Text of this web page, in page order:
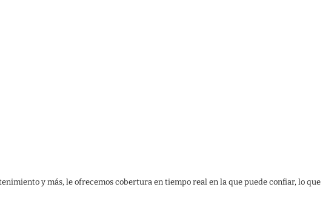
y más, le ofrecemos cobertura en tiempo real en la que puede confiar, lo que